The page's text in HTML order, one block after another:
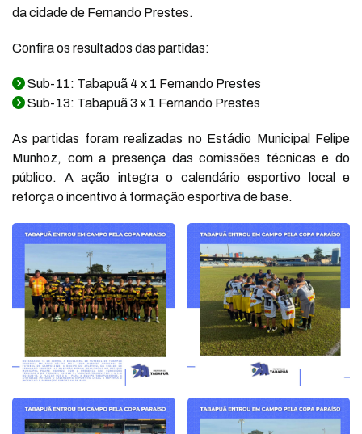
da cidade de Fernando Prestes.
Confira os resultados das partidas:
Sub-11: Tabapuã 4 x 1 Fernando Prestes
Sub-13: Tabapuã 3 x 1 Fernando Prestes
As partidas foram realizadas no Estádio Municipal Felipe
Munhoz, com a presença das comissões técnicas e do
público. A ação integra o calendário esportivo local e
reforça o incentivo à formação esportiva de base.